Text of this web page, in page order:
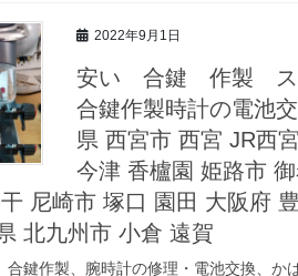
2022年9月1日
安い 合鍵 作製 ス
合鍵作製時計の電池
県 西宮市 西宮 JR西
今津 香櫨園 姫路市
尼崎市 塚口 園田 大阪府
北九州市 小倉 遠賀
合鍵作製、腕時計の修理・電池交換、